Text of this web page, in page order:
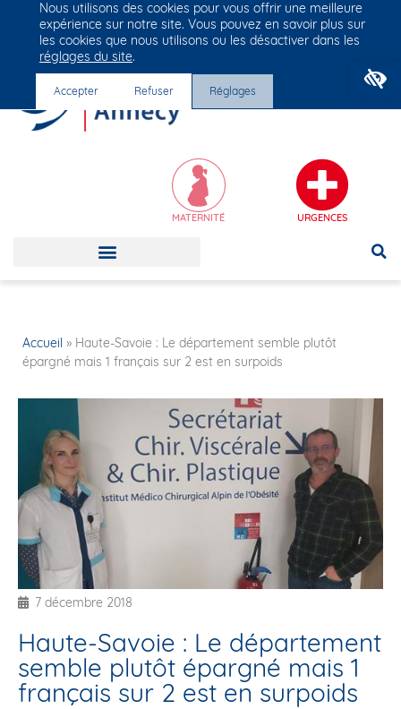
Groupe Vivalto Santé
Entre nous, la vie
MATERNITÉ URGENCES
Accueil » Haute-Savoie : Le département semble plutôt
épargné mais 1 français sur 2 est en surpoids
7 décembre 2018
Haute-Savoie : Le département
semble plutôt épargné mais 1
français sur 2 est en surpoids
Nous utilisons des cookies pour vous offrir une meilleure
expérience sur notre site. Vous pouvez en savoir plus sur
les cookies que nous utilisons ou les désactiver dans les
réglages du site.
Accepter Refuser Réglages